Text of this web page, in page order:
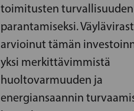
toimitusten turvallisuuden
parantamiseksi.
arvioinut tämän
yksi merkittävimmistä
huoltovarmuuden ja
energiansaannin